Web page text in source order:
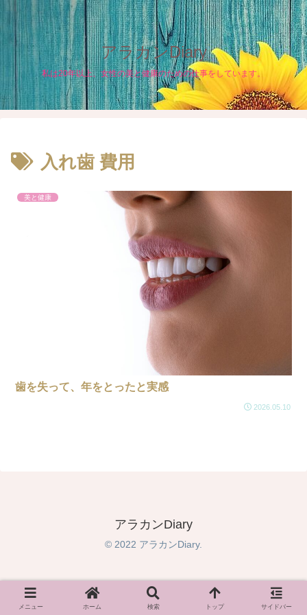
アラカンDiary
私は20年以上、女性の美と健康のための仕事をしています。
入れ歯 費用
美と健康
歯を失って、年をとったと実感
2026.05.10
アラカンDiary
© 2022 アラカンDiary.
メニュー ホーム 検索 トップ サイドバー